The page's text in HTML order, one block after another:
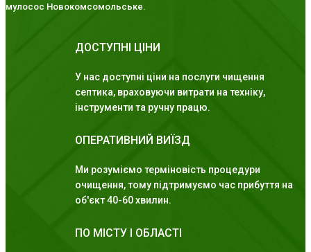
мулосос Новокомсомольське.
ДОСТУПНІ ЦІНИ
У нас доступні ціни на послуги чищення
септика, враховуючи витрати на техніку,
інструменти та ручну працю.
ОПЕРАТИВНИЙ ВИЇЗД
Ми розуміємо терміновість процедури
очищення, тому підтримуємо час прибуття на
об'єкт 40-60 хвилин.
ПО МІСТУ І ОБЛАСТІ